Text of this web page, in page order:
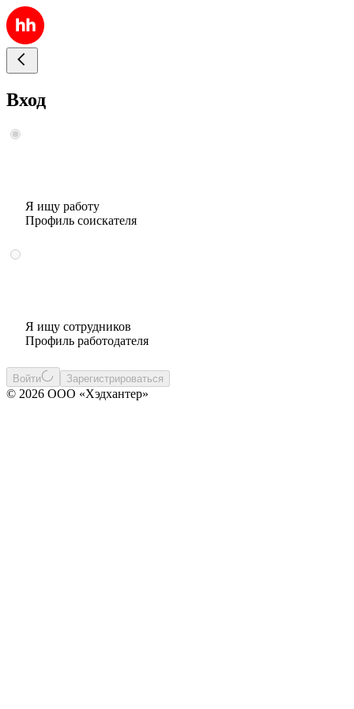
Вход
Я ищу работу
Профиль соискателя
Я ищу сотрудников
Профиль работодателя
Войти Зарегистрироваться
© 2026 ООО «Хэдхантер»